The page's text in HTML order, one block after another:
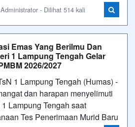
- Dilihat 514 kali
Emas Yang Berilmu Dan
1 Lampung Tengah Gelar
2026/2027
1 Lampung Tengah (Humas) -
dan harapan menyelimuti
Lampung Tengah saat
Tes Penerimaan Murid Baru